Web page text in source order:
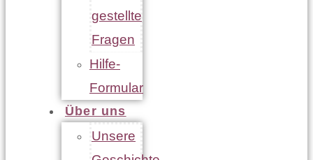
gestellte
Fragen
Hilfe-
Formular
Über uns
Unsere